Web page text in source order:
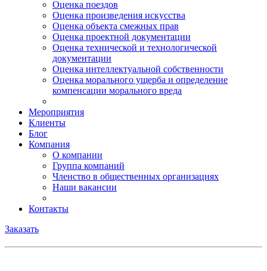
Оценка поездов
Оценка произведения искусства
Оценка объекта смежных прав
Оценка проектной документации
Оценка технической и технологической
документации
Оценка интеллектуальной собственности
Оценка морального ущерба и определение
компенсации морального вреда
Мероприятия
Клиенты
Блог
Компания
О компании
Группа компаний
Членство в общественных организациях
Наши вакансии
Контакты
Заказать